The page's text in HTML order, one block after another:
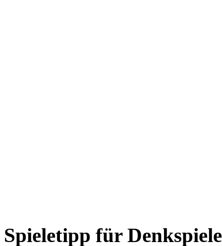
Spieletipp für Denkspiele